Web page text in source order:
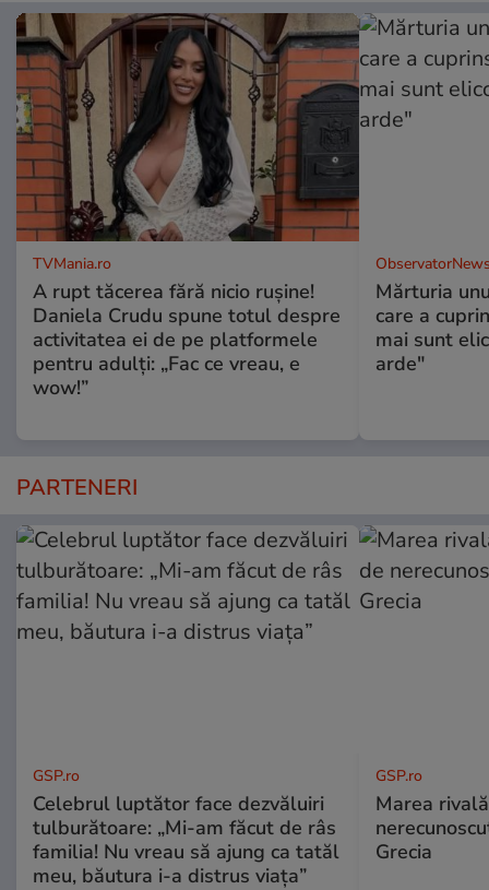
TVMania.ro
A rupt tăcerea fără nicio rușine!
Daniela Crudu spune totul despre
activitatea ei de pe platformele
pentru adulți: „Fac ce vreau, e
wow!”
Mărturia
care a
mai sunt
arde"
PARTENERI
GSP.ro
Celebrul luptător face dezvăluiri
tulburătoare: „Mi-am făcut de râs
familia! Nu vreau să ajung ca tatăl
meu, băutura i-a distrus viața”
GSP.ro
Marea
Grecia